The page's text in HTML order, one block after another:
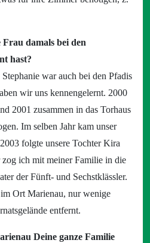
Frau damals bei den
hast?
war auch bei den Pfadis
wir uns kennengelernt. 2000
2001 zusammen in das Torhaus
Im selben Jahr kam unser
folgte unsere Tochter Kira
zog ich mit meiner Familie in die
der Fünft- und Sechstklässler.
Ort Marienau, nur wenige
entfernt.
Deine ganze Familie